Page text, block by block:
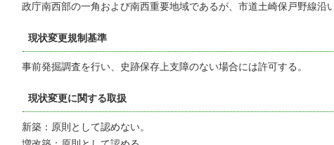
政庁南西部の一角および南西重要地域であるが、市道土崎保戸野線沿
現状変更規制基準
事前発掘調査を行い、史跡保存上支障のない場合には許可する。
現状変更に関する取扱
新築：原則として認めない。